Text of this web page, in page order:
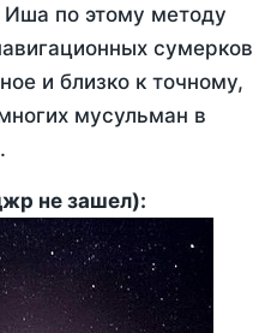
по этому методу
сумерков
и близко к точному,
мусульман в
не зашел):